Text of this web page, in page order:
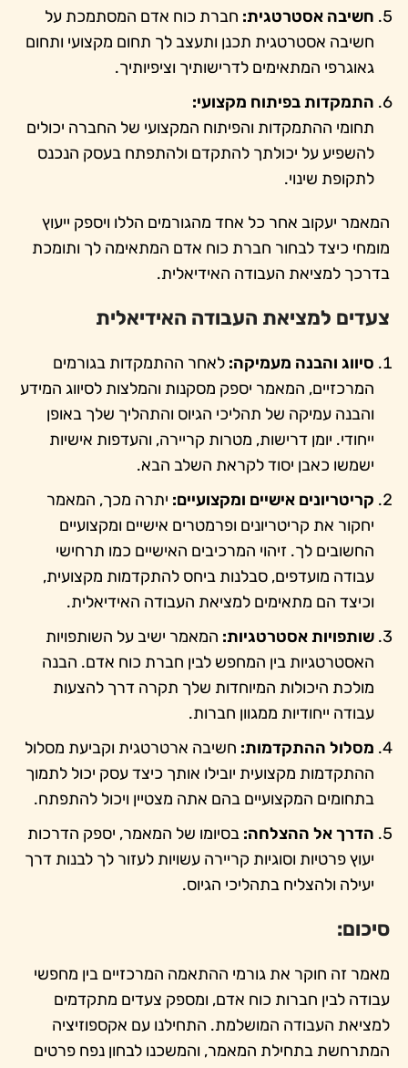
חשיבה אסטרטגית: חברת כוח אדם המסתמכת על
חשיבה אסטרטגית תכנן ותעצב לך תחום מקצועי ותחום
גאוגרפי המתאימים לדרישותיך וציפיותיך.
התמקדות בפיתוח מקצועי:
תחומי ההתמקדות והפיתוח המקצועי של החברה יכולים
להשפיע על יכולתך להתקדם ולהתפתח בעסק הנכנס
לתקופת שינוי.
המאמר יעקוב אחר כל אחד מהגורמים הללו ויספק ייעוץ
מומחי כיצד לבחור חברת כוח אדם המתאימה לך ותומכת
בדרכך למציאת העבודה האידיאלית.
צעדים למציאת העבודה האידיאלית
סיווג והבנה מעמיקה: לאחר ההתמקדות בגורמים
המרכזיים, המאמר יספק מסקנות והמלצות לסיווג המידע
והבנה עמיקה של תהליכי הגיוס והתהליך שלך באופן
ייחודי. יומן דרישות, מטרות קריירה, והעדפות אישיות
ישמשו כאבן יסוד לקראת השלב הבא.
קריטריונים אישיים ומקצועיים: יתרה מכך, המאמר
יחקור את קריטריונים ופרמטרים אישיים ומקצועיים
החשובים לך. זיהוי המרכיבים האישיים כמו תרחישי
עבודה מועדפים, סבלנות ביחס להתקדמות מקצועית,
וכיצד הם מתאימים למציאת העבודה האידיאלית.
שותפויות אסטרטגיות: המאמר ישיב על השותפויות
האסטרטגיות בין המחפש לבין חברת כוח אדם. הבנה
מולכת היכולות המיוחדות שלך תקרה דרך להצעות
עבודה ייחודיות ממגוון חברות.
מסלול ההתקדמות: חשיבה ארטרטגית וקביעת מסלול
ההתקדמות מקצועית יובילו אותך כיצד עסק יכול לתמוך
בתחומים המקצועיים בהם אתה מצטיין ויכול להתפתח.
הדרך אל ההצלחה: בסיומו של המאמר, יספק הדרכות
יעוץ פרטיות וסוגיות קריירה עשויות לעזור לך לבנות דרך
יעילה ולהצליח בתהליכי הגיוס.
סיכום:
מאמר זה חוקר את גורמי ההתאמה המרכזיים בין מחפשי
עבודה לבין חברות כוח אדם, ומספק צעדים מתקדמים
למציאת העבודה המושלמת. התחילנו עם אקספוזיציה
המתרחשת בתחילת המאמר, והמשכנו לבחון נפח פרטים